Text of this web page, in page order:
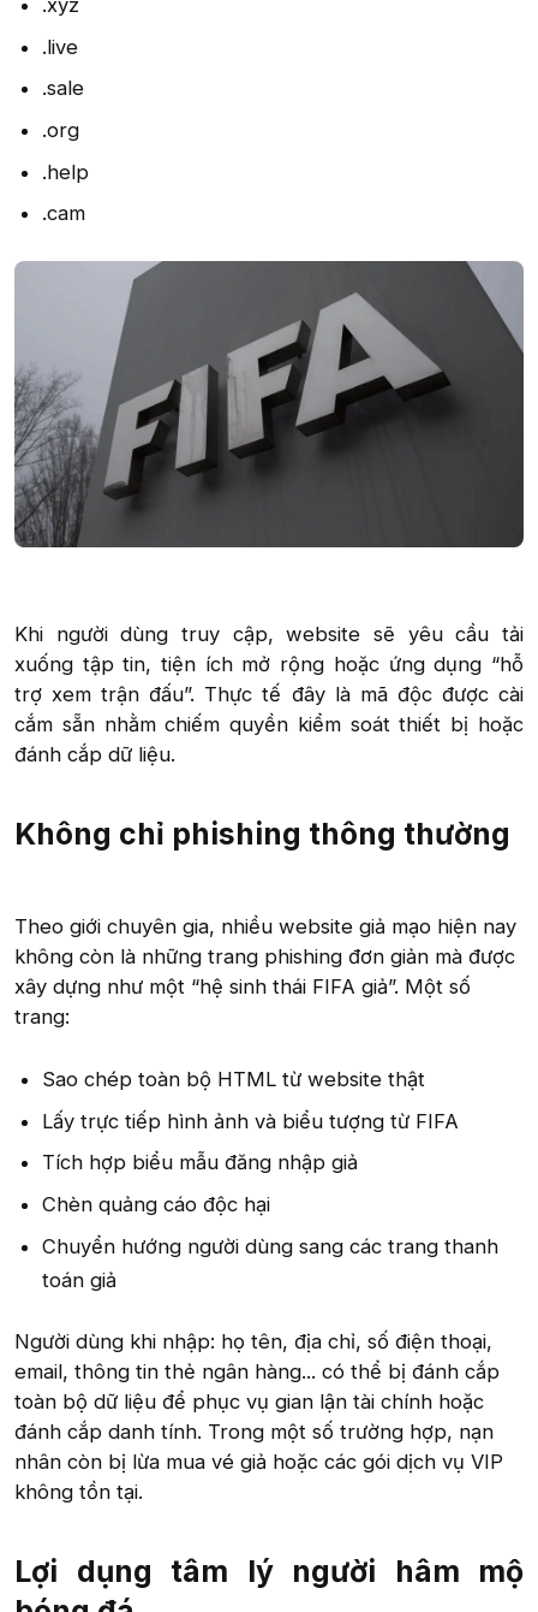
.xyz
.live
.sale
.org
.help
.cam
Khi người dùng truy cập, website sẽ yêu cầu tải
xuống tập tin, tiện ích mở rộng hoặc ứng dụng “hỗ
trợ xem trận đấu”. Thực tế đây là mã độc được cài
cắm sẵn nhằm chiếm quyền kiểm soát thiết bị hoặc
đánh cắp dữ liệu.​
Không chỉ phishing thông thường​
Theo giới chuyên gia, nhiều website giả mạo hiện nay
không còn là những trang phishing đơn giản mà được
xây dựng như một “hệ sinh thái FIFA giả”. Một số
trang:
Sao chép toàn bộ HTML từ website thật
Lấy trực tiếp hình ảnh và biểu tượng từ FIFA
Tích hợp biểu mẫu đăng nhập giả
Chèn quảng cáo độc hại
Chuyển hướng người dùng sang các trang thanh
toán giả
Người dùng khi nhập: họ tên, địa chỉ, số điện thoại,
email, thông tin thẻ ngân hàng... có thể bị đánh cắp
toàn bộ dữ liệu để phục vụ gian lận tài chính hoặc
đánh cắp danh tính. Trong một số trường hợp, nạn
nhân còn bị lừa mua vé giả hoặc các gói dịch vụ VIP
không tồn tại.
Lợi dụng tâm lý người hâm mộ